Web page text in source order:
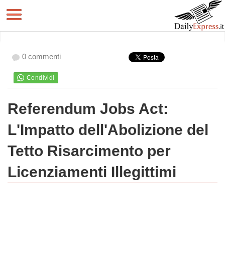
0 commenti
Referendum Jobs Act:
L'Impatto dell'Abolizione del
Tetto Risarcimento per
Licenziamenti Illegittimi